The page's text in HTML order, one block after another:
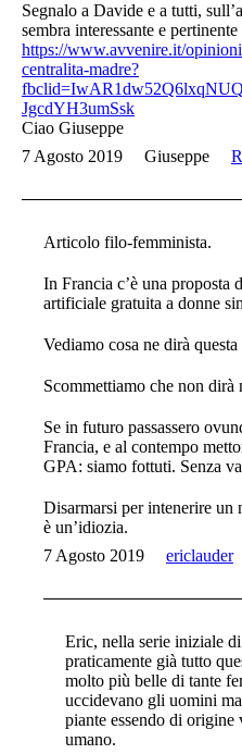
Segnalo a Davide e a tutti,
sembra interessante e
https://www.avvenire.it/
centralita-madre?
JgcdYH3umSsk
Ciao Giuseppe
7 Agosto 2019
Giuseppe
Articolo filo-femminista.
In Francia c’è una proposta
artificiale gratuita a donne
Vediamo cosa ne dirà
Scommettiamo che non dirà
Se in futuro passassero
Francia, e al contempo
GPA: siamo fottuti. Senza
Disarmarsi per intenerire un
è un’idiozia.
7 Agosto 2019
ericlauder
Eric, nella serie iniziale
praticamente già tutto
molto più belle di tante
uccidevano gli uomini
piante essendo di origine
umano.